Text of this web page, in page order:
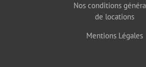
Nos conditions
de locations
Mentions Légales